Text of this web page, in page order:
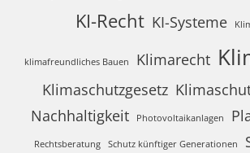
KI-Recht KI-Systeme
klimafreundliches Bauen Klimarecht
Klimaschutzgesetz
Nachhaltigkeit Photovoltaikanlagen
Rechtsberatung Schutz künftiger Generationen